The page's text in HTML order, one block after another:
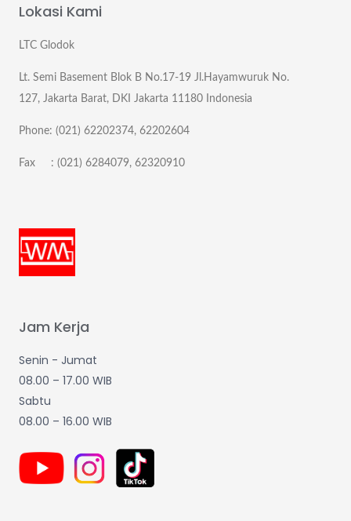
Lokasi Kami
LTC Glodok
Lt. Semi Basement Blok B No.17-19 Jl.Hayamwuruk No.
127, Jakarta Barat, DKI Jakarta 11180 Indonesia
Phone: (021) 62202374, 62202604
Fax : (021) 6284079, 62320910
Jam Kerja
Senin - Jumat
08.00 – 17.00 WIB
Sabtu
08.00 – 16.00 WIB